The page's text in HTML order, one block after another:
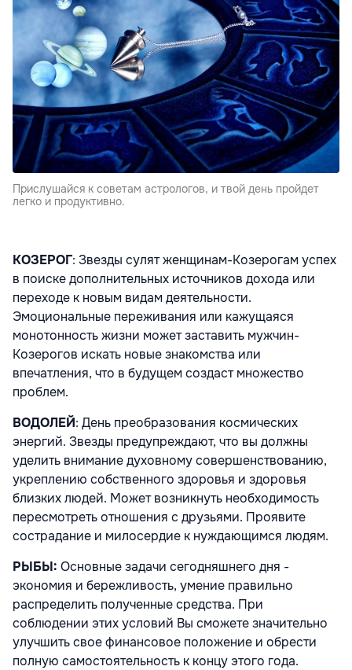
Прислушайся к советам астрологов, и твой день пройдет
легко и продуктивно.
КОЗЕРОГ: Звезды сулят женщинам-Козерогам успех
в поиске дополнительных источников дохода или
переходе к новым видам деятельности.
Эмоциональные переживания или кажущаяся
монотонность жизни может заставить мужчин-
Козерогов искать новые знакомства или
впечатления, что в будущем создаст множество
проблем.
ВОДОЛЕЙ: День преобразования космических
энергий. Звезды предупреждают, что вы должны
уделить внимание духовному совершенствованию,
укреплению собственного здоровья и здоровья
близких людей. Может возникнуть необходимость
пересмотреть отношения с друзьями. Проявите
сострадание и милосердие к нуждающимся людям.
РЫБЫ: Основные задачи сегодняшнего дня -
экономия и бережливость, умение правильно
распределить полученные средства. При
соблюдении этих условий Вы сможете значительно
улучшить свое финансовое положение и обрести
полную самостоятельность к концу этого года.